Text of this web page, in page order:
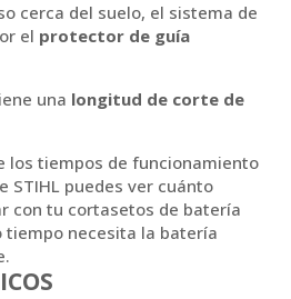
cerca del suelo, el sistema de
el protector de guía
una longitud de corte de
los tiempos de funcionamiento
STIHL puedes ver cuánto
con tu cortasetos de batería
tiempo necesita la batería